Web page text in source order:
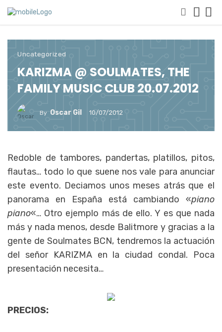
Uncategorized
KARIZMA @ SOULMATES, THE
FAMILY MUSIC CLUB 20.07.2012
By Oscar Gil 10/07/2012
Redoble de tambores, pandertas, platillos, pitos,
flautas… todo lo que suene nos vale para anunciar
este evento. Deciamos unos meses atrás que el
panorama en España está cambiando «piano
piano«… Otro ejemplo más de ello. Y es que nada
más y nada menos, desde Balitmore y gracias a la
gente de Soulmates BCN, tendremos la actuación
del señor KARIZMA en la ciudad condal. Poca
presentación necesita…
PRECIOS: